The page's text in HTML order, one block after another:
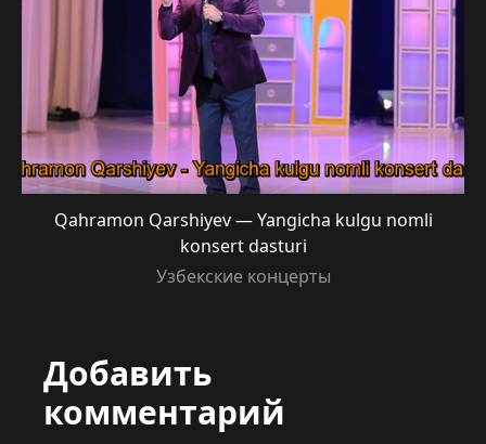
Qahramon Qarshiyev — Yangicha kulgu nomli
konsert dasturi
Узбекские концерты
Добавить
комментарий